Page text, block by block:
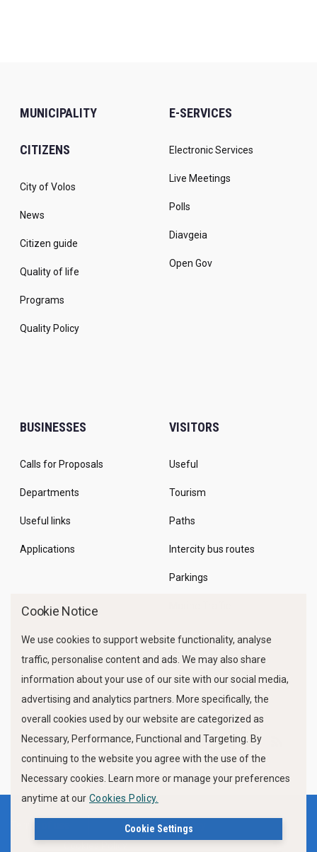
MUNICIPALITY
CITIZENS
City of Volos
News
Citizen guide
Quality of life
Programs
Quality Policy
E-SERVICES
Electronic Services
Live Meetings
Polls
Diavgeia
Open Gov
BUSINESSES
Calls for Proposals
Departments
Useful links
Applications
VISITORS
Useful
Tourism
Paths
Intercity bus routes
Parkings
FOLLOW US
Privacy Policy
Cookie Notice
We use cookies to support website functionality, analyse
traffic, personalise content and ads. We may also share
information about your use of our site with our social media,
advertising and analytics partners. More specifically, the
overall cookies used by our website are categorized as
Necessary, Performance, Functional and Targeting. By
continuing to the website you agree with the use of the
Necessary cookies. Learn more or manage your preferences
anytime at our Cookies Policy.
Cookie Settings